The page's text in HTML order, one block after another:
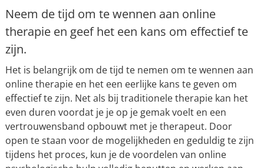
Neem de tijd om te wennen aan online
therapie en geef het een kans om effectief te
zijn.
Het is belangrijk om de tijd te nemen om te wennen aan
online therapie en het een eerlijke kans te geven om
effectief te zijn. Net als bij traditionele therapie kan het
even duren voordat je je op je gemak voelt en een
vertrouwensband opbouwt met je therapeut. Door
open te staan voor de mogelijkheden en geduldig te zijn
tijdens het proces, kun je de voordelen van online